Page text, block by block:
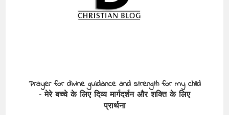
Prayer for divine guidance and strength for my child
– मेरे बच्चे के लिए दिव्य मार्गदर्शन और शक्ति के लिए
प्रार्थना